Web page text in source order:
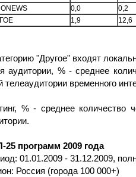
0,0
0,2
1,9 12,6
"Другое" входят
аудитории, % - среднее
телеаудитории временного
% - среднее
25 программ 2009 года
01.01.2009 - 31.12.2009,
Россия (города 100 000+)